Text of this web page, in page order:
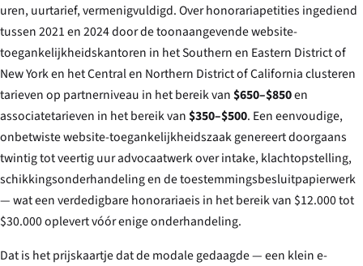
uren, uurtarief, vermenigvuldigd. Over honorariapetities ingediend
tussen 2021 en 2024 door de toonaangevende website-
toegankelijkheidskantoren in het Southern en Eastern District of
New York en het Central en Northern District of California clusteren
tarieven op partnerniveau in het bereik van$650–$850en
associatetarieven in het bereik van$350–$500. Een eenvoudige,
onbetwiste website-toegankelijkheidszaak genereert doorgaans
twintig tot veertig uur advocaatwerk over intake, klachtopstelling,
schikkingsonderhandeling en de toestemmingsbesluitpapierwerk
— wat een verdedigbare honorariaeis in het bereik van $12.000 tot
$30.000 oplevert vóór enige onderhandeling.
Dat is het prijskaartje dat de modale gedaagde — een klein e-